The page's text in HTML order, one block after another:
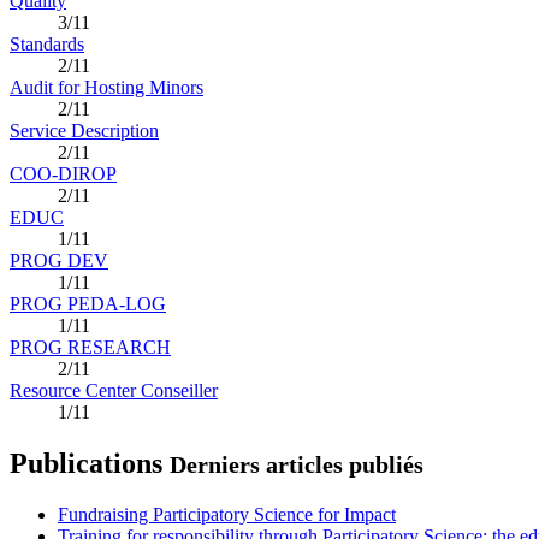
3/11
Standards
2/11
Audit for Hosting Minors
2/11
Service Description
2/11
COO-DIROP
2/11
EDUC
1/11
PROG DEV
1/11
PROG PEDA-LOG
1/11
PROG RESEARCH
2/11
Resource Center Conseiller
1/11
Publications Derniers articles publiés
Fundraising Participatory Science for Impact